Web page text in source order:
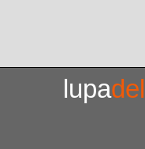
lupadel